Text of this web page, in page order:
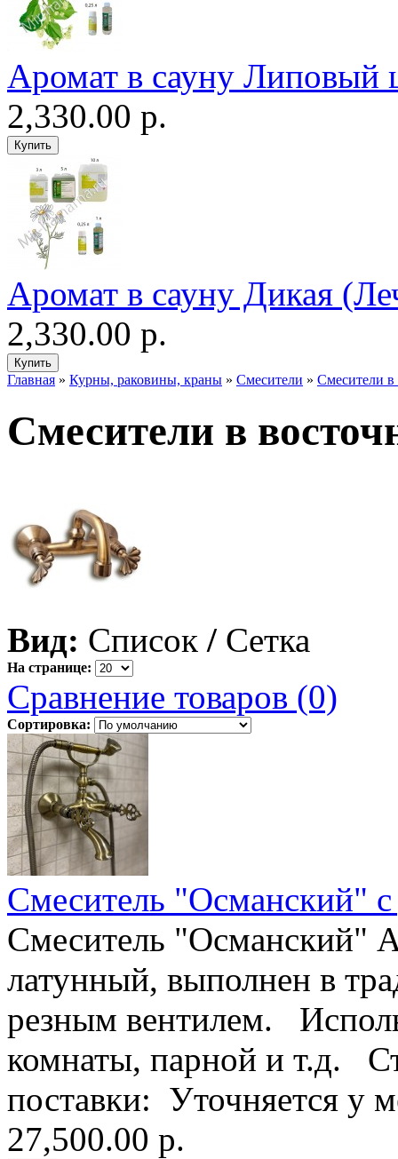
Аромат в сауну Липовый
2,330.00 р.
Аромат в сауну Дикая
2,330.00 р.
Главная » Курны, раковины, краны » Смесители » Смесители в
Смесители в
Вид: Список / Сетка
На странице:
Сравнение товаров (0)
Сортировка:
Смеситель "Османский"
Смеситель "Османский"
латунный, выполнен в
резным вентилем.
комнаты, парной и т.д.
поставки: Уточняется у
27,500.00 р.